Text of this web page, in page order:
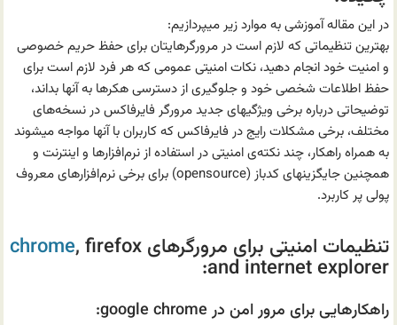
در این مقاله آموزشی به موارد زیر میپردازیم:
بهترین تنظیماتی که لازم است در مرورگرهایتان برای حفظ حریم خصوصی
و امنیت خود انجام دهید، نکات امنیتی عمومی که هر فرد لازم است برای
حفظ اطلاعات شخصی خود و جلوگیری از دسترسی هکرها به آنها بداند،
توضیحاتی درباره برخی ویژگیهای جدید مرورگر فایرفاکس در نسخه‌های
مختلف، برخی مشکلات رایج در فایرفاکس که کاربران با آنها مواجه میشوند
به همراه راهکار، چند نکته‌ی امنیتی در استفاده از نرم‌افزارها و اینترنت و
همچنین جایگزینهای کدباز (opensource) برای برخی نرم‌افزارهای معروف
پولی پر کاربرد.
تنظیمات امنیتی برای مرورگرهای chrome, firefox
and internet explorer:
راهکارهایی برای مرور امن در google chrome: